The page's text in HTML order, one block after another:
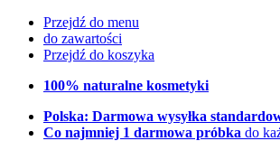
Przejdź do menu
do zawartości
Przejdź do koszyka
100% naturalne kosmetyki
Polska: Darmowa wysyłka
Co najmniej 1 darmowa próbka do